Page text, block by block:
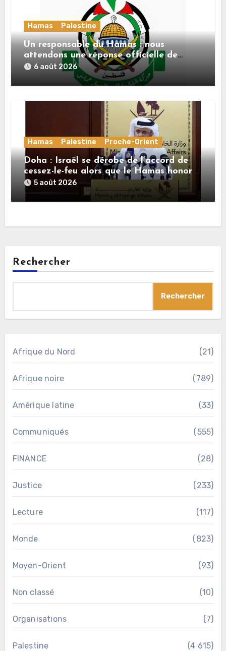
Hamas Palestine
Un responsable du Hamas : nous
attendons une réponse officielle de
Mladenov concernant la feuille de route
de la deuxième phase de l’accord
6 août 2026
Hamas Palestine Proche-Orient
Doha : Israël se dérobe de l’accord de
cessez-le-feu alors que le Hamas honore
ses engagements
5 août 2026
Rechercher
Rechercher
Afrique du Nord (21)
Afrique noire (789)
Amérique latine (33)
Communiqués (555)
FINANCE (28)
Justice (233)
Lecture (117)
Monde (823)
Moyen-Orient (93)
Non classé (10)
Organisations (7)
Palestine (4 615)